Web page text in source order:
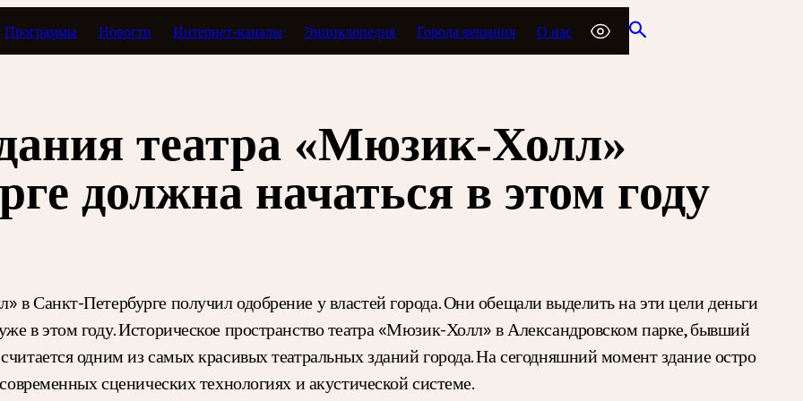
Программы Новости Интернет-каналы Энциклопедия Города вещания О нас
театра «Мюзик-Холл»
должна начаться в этом году
в Санкт-Петербурге получил одобрение у властей города. Они обещали выделить на эти цели деньги
в этом году. Историческое пространство театра «Мюзик-Холл» в Александровском парке, бывший
одним из самых красивых театральных зданий города. На сегодняшний момент здание остро
сценических технологиях и акустической системе.